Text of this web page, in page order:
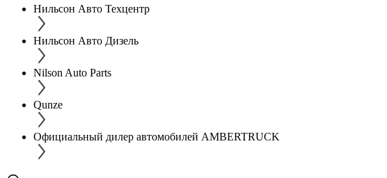
Нильсон Авто Техцентр
Нильсон Авто Дизель
Nilson Auto Parts
Qunze
Официальный дилер автомобилей AMBERTRUCK